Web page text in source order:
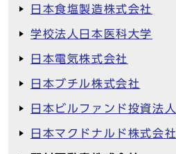
日本食塩製造株式会社
学校法人日本医科大学
日本電気株式会社
日本ブチル株式会社
日本ビルファンド投資法人
日本マクドナルド株式会社